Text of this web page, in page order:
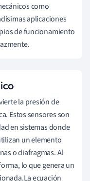
como
aplicaciones
de funcionamiento
la presión de
Estos sensores son
en sistemas donde
un elemento
o diafragmas. Al
lo que genera un
ecuación